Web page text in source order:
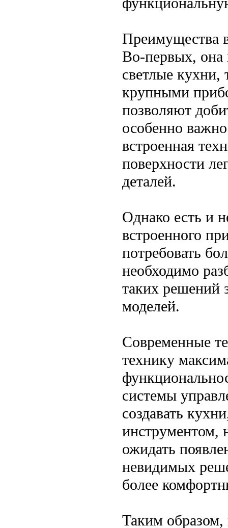
Преимущества
Во-первых, она
светлые кухни,
крупными
позволяют
особенно
встроенная
поверхности
деталей.
Однако есть и
встроенного
потребовать
необходимо
таких решений
моделей.
Современные
технику
системы
создавать
инструментом,
ожидать
невидимых
более
Таким образом,